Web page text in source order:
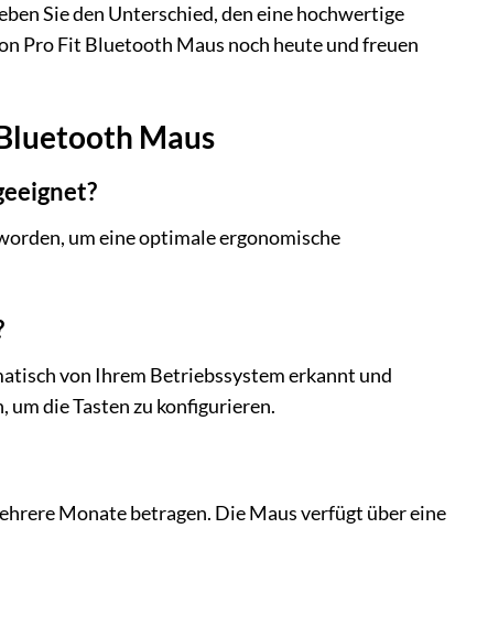
Sie den Unterschied, den eine hochwertige
Pro Fit Bluetooth Maus noch heute und freuen
Maus
um eine optimale ergonomische
von Ihrem Betriebssystem erkannt und
die Tasten zu konfigurieren.
Monate betragen. Die Maus verfügt über eine